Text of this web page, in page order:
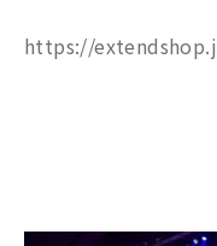
https://